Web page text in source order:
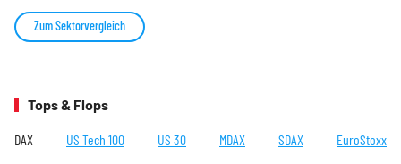
Zum Sektorvergleich
Tops & Flops
DAX US Tech 100 US 30 MDAX SDAX EuroStoxx